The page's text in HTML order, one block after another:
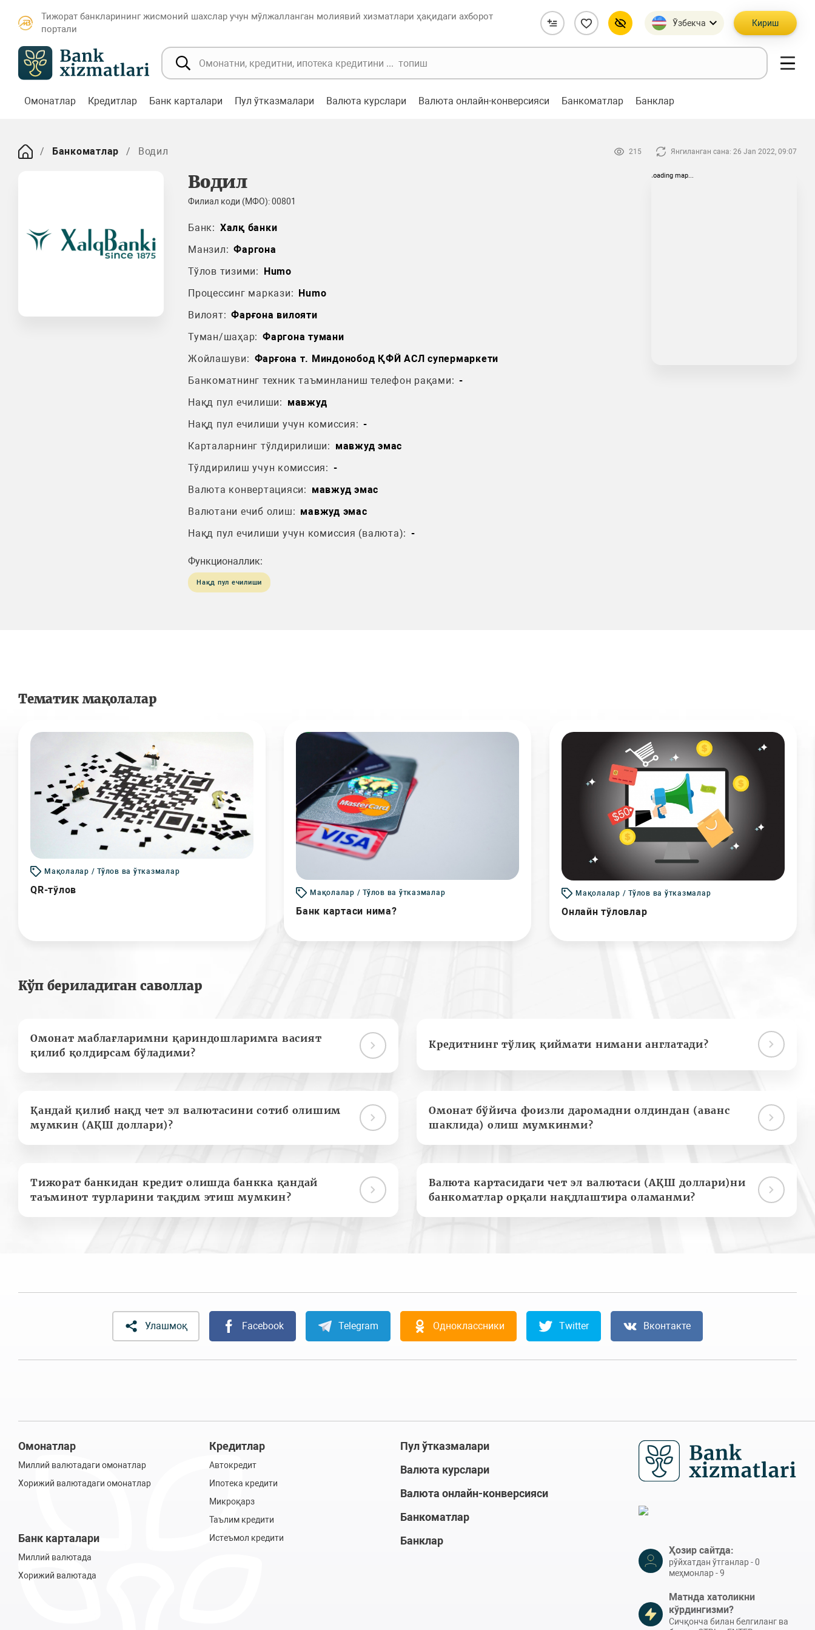
Тижорат банкларининг жисмоний шахслар учун мўлжалланган молиявий хизматлари ҳақидаги ахборот
портали
Ўзбекча Кириш
Омонатлар Кредитлар Банк карталари Пул ўтказмалари Валюта курслари Валюта онлайн-конверсияси Банкоматлар Банклар
Банкоматлар Водил 215 Янгиланган сана: 26 Jan 2022, 09:07
Водил
Филиал коди (МФО): 00801
Банк: Халқ банки
Манзил: Фаргона
Тўлов тизими: Humo
Процессинг маркази: Humo
Вилоят: Фарғона вилояти
Туман/шаҳар: Фаргона тумани
Жойлашуви: Фарғона т. Миндонобод ҚФЙ АСЛ супермаркети
Банкоматнинг техник таъминланиш телефон рақами: -
Нақд пул ечилиши: мавжуд
Нақд пул ечилиши учун комиссия: -
Карталарнинг тўлдирилиши: мавжуд эмас
Тўлдирилиш учун комиссия: -
Валюта конвертацияси: мавжуд эмас
Валютани ечиб олиш: мавжуд эмас
Нақд пул ечилиши учун комиссия (валюта): -
Функционаллик:
Нақд пул ечилиши
loading map...
Тематик мақолалар
Мақолалар / Тўлов ва ўтказмалар
QR-тўлов Мақолалар / Тўлов ва ўтказмалар
Банк картаси нима?
Мақолалар / Тўлов ва ўтказмалар
Онлайн тўловлар
Кўп бериладиган саволлар
Омонат маблағларимни қариндошларимга васият
қилиб қолдирсам бўладими?
Кредитнинг тўлиқ қиймати нимани англатади?
Қандай қилиб нақд чет эл валютасини сотиб олишим
мумкин (АҚШ доллари)?
Омонат бўйича фоизли даромадни олдиндан (аванс
шаклида) олиш мумкинми?
Тижорат банкидан кредит олишда банкка қандай
таъминот турларини тақдим этиш мумкин?
Валюта картасидаги чет эл валютаси (АҚШ доллари)ни
банкоматлар орқали нақдлаштира оламанми?
Улашмоқ Facebook Telegram Одноклассники Twitter Вконтакте
Омонатлар
Миллий валютадаги омонатлар
Хорижий валютадаги омонатлар
Банк карталари
Миллий валютада
Хорижий валютада
Кредитлар
Автокредит
Ипотека кредити
Микроқарз
Таълим кредити
Истеъмол кредити
Пул ўтказмалари
Валюта курслари
Валюта онлайн-конверсияси
Банкоматлар
Банклар
Ҳозир сайтда:
рўйхатдан ўтганлар - 0
меҳмонлар - 9
Матнда хатоликни
кўрдингизми?
Сичқонча билан белгиланг ва